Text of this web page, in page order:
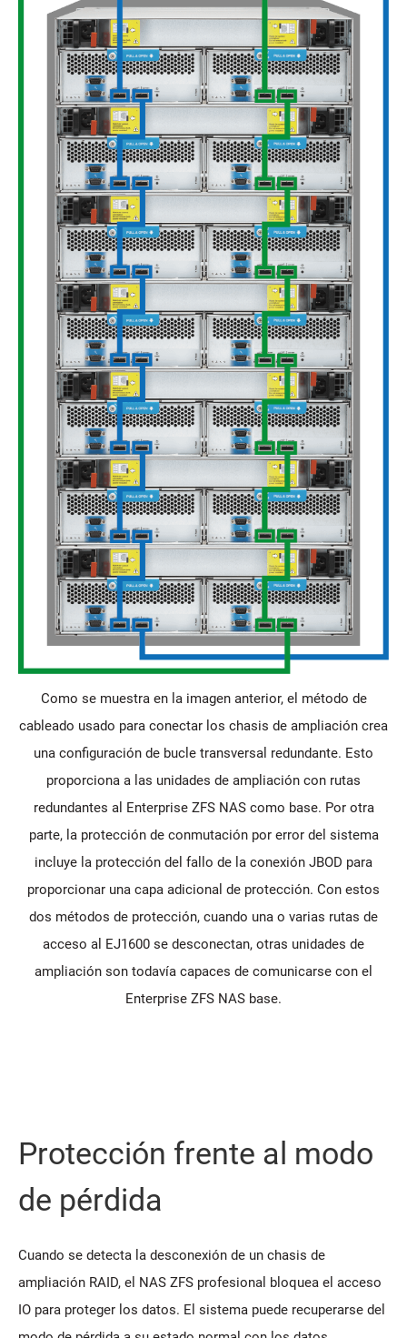
Como se muestra en la imagen anterior, el método de
cableado usado para conectar los chasis de ampliación crea
una configuración de bucle transversal redundante. Esto
proporciona a las unidades de ampliación con rutas
redundantes al Enterprise ZFS NAS como base. Por otra
parte, la protección de conmutación por error del sistema
incluye la protección del fallo de la conexión JBOD para
proporcionar una capa adicional de protección. Con estos
dos métodos de protección, cuando una o varias rutas de
acceso al EJ1600 se desconectan, otras unidades de
ampliación son todavía capaces de comunicarse con el
Enterprise ZFS NAS base.
Protección frente al modo
de pérdida
Cuando se detecta la desconexión de un chasis de
ampliación RAID, el NAS ZFS profesional bloquea el acceso
IO para proteger los datos. El sistema puede recuperarse del